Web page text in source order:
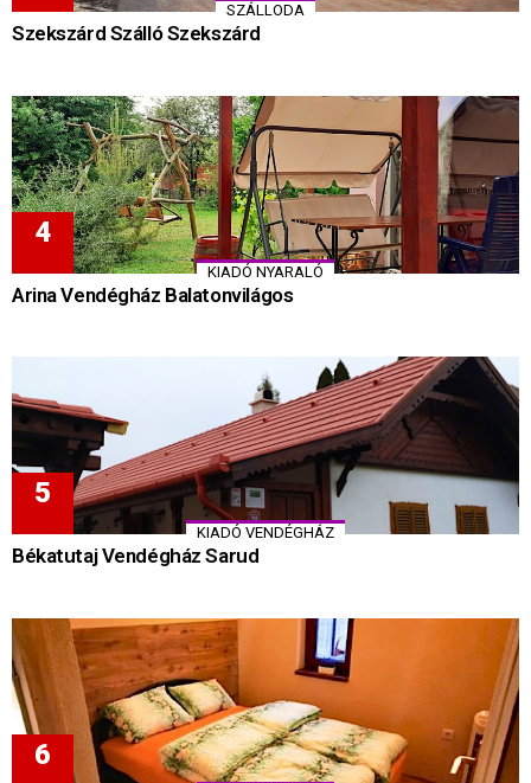
SZÁLLODA
Szekszárd Szálló Szekszárd
KIADÓ NYARALÓ
Arina Vendégház Balatonvilágos
KIADÓ VENDÉGHÁZ
Békatutaj Vendégház Sarud